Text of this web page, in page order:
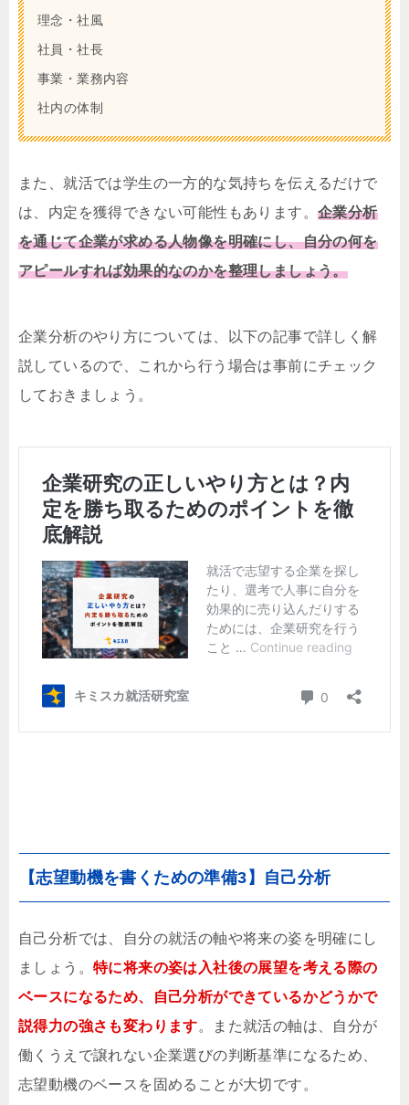
理念・社風
社員・社長
事業・業務内容
社内の体制
また、就活では学生の一方的な気持ちを伝えるだけで
は、内定を獲得できない可能性もあります。 企業分析
を通じて企業が求める人物像を明確にし、自分の何を
アピールすれば効果的なのかを整理しましょう。
企業分析のやり方については、以下の記事で詳しく解
説しているので、これから行う場合は事前にチェック
しておきましょう。
【志望動機を書くための準備3】自己分析
自己分析では、自分の就活の軸や将来の姿を明確にし
ましょう。 特に将来の姿は入社後の展望を考える際の
ベースになるため、自己分析ができているかどうかで
説得力の強さも変わります。また就活の軸は、自分が
働くうえで譲れない企業選びの判断基準になるため、
志望動機のベースを固めることが大切です。